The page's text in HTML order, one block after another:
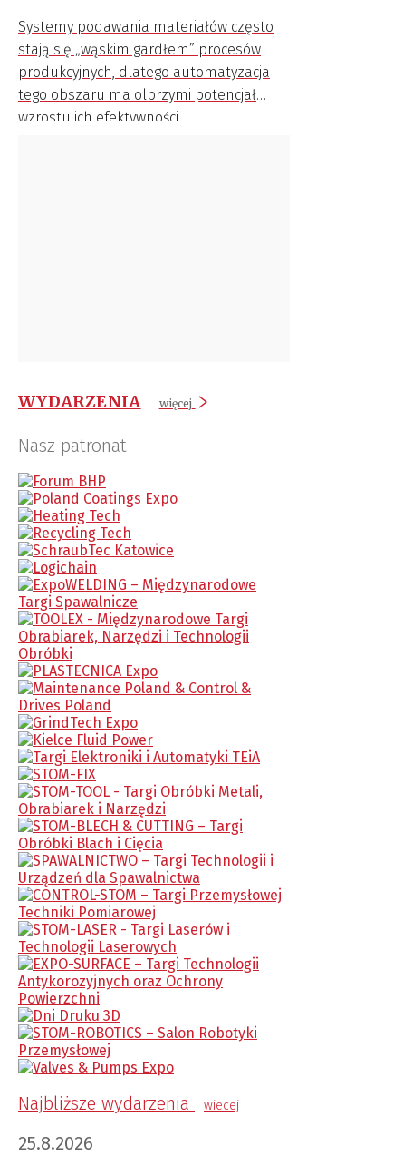
Systemy podawania materiałów często
stają się „wąskim gardłem” procesów
produkcyjnych, dlatego automatyzacja
tego obszaru ma olbrzymi potencjał
wzrostu ich efektywności.
WYDARZENIA więcej
Nasz patronat
Najbliższe wydarzenia wiecej
25.8.2026